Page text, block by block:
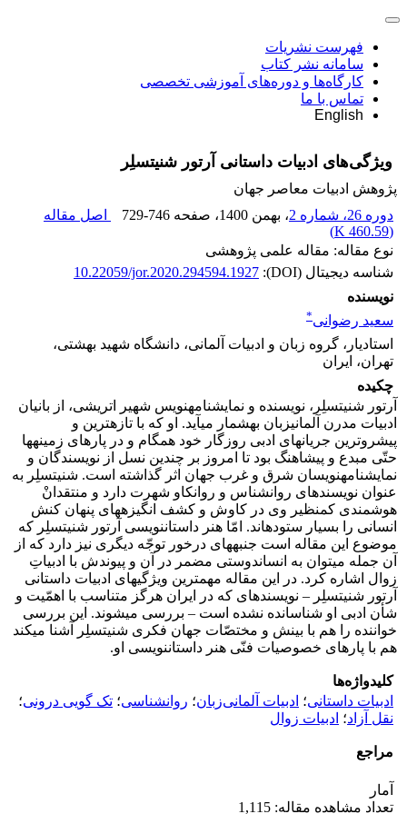
فهرست نشریات
سامانه نشر کتاب
کارگاه‌ها و دوره‌های آموزشی تخصصی
تماس با ما
English
ویژگی‌های ادبیات داستانی آرتور شنیتسلِر
پژوهش ادبیات معاصر جهان
دوره 26، شماره 2
، بهمن 1400 ، صفحه 729-746
اصل مقاله
(
460.59 K
)
نوع مقاله: مقاله علمی پژوهشی
شناسه دیجیتال (DOI):
10.22059/jor.2020.294594.1927
نویسنده
سعید رضوانی*
استادیار، گروه زبان و ادبیات آلمانی، دانشگاه شهید بهشتی،
تهران، ایران
چکیده
آرتور شنیتسلِر، نویسنده و نمایش­نامه­نویس شهیر اتریشی، از بانیان
ادبیات مدرن آلمانی­زبان به­شمار می­آید. او که با تازه­ترین و
پیشروترین جریان­های ادبی روزگار خود همگام و در پاره­ای زمینه­ها
حتّی مبدع و پیشاهنگ بود تا امروز بر چندین نسل از نویسندگان و
نمایش­نامه­نویسان شرق و غرب جهان اثر گذاشته است. شنیتسلِر به
عنوان نویسنده­ای روانشناس و روانکاو شهرت دارد و منتقدانْ
هوشمندی کم­نظیر وی در کاوش و کشف انگیزه­های پنهان کنش
انسانی را بسیار ستوده­اند. امّا هنر داستان­نویسی آرتور شنیتسلِر که
موضوع این مقاله است جنبه­های درخور توجّه دیگری نیز دارد که از
آن جمله می­توان به انسان­دوستی مضمر در آن و پیوندش با ادبیاتِ
زوال اشاره کرد. در این مقاله مهم­ترین ویژگی­های ادبیات داستانی
آرتور شنیتسلِر – نویسنده­ای که در ایران هرگز متناسب با اهمّیت و
ﺷﺄن ادبی او شناسانده نشده است – بررسی می­شوند. این بررسی
خواننده را هم با بینش و مختصّات جهان فکری شنیتسلِر آشنا می­کند
هم با پاره­ای خصوصیات فنّی هنر داستان­نویسی او.
کلیدواژه‌ها
ادبیات داستانی؛ ادبیات آلمانی‌زبان؛ روانشناسی؛ تک گویی درونی؛
نقل آزاد؛ ادبیات زوال
مراجع
آمار
تعداد مشاهده مقاله: 1,115